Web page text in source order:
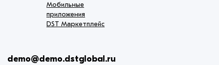
Мобильные
приложения
DST Маркетплейс
demo@demo.dstglobal.ru